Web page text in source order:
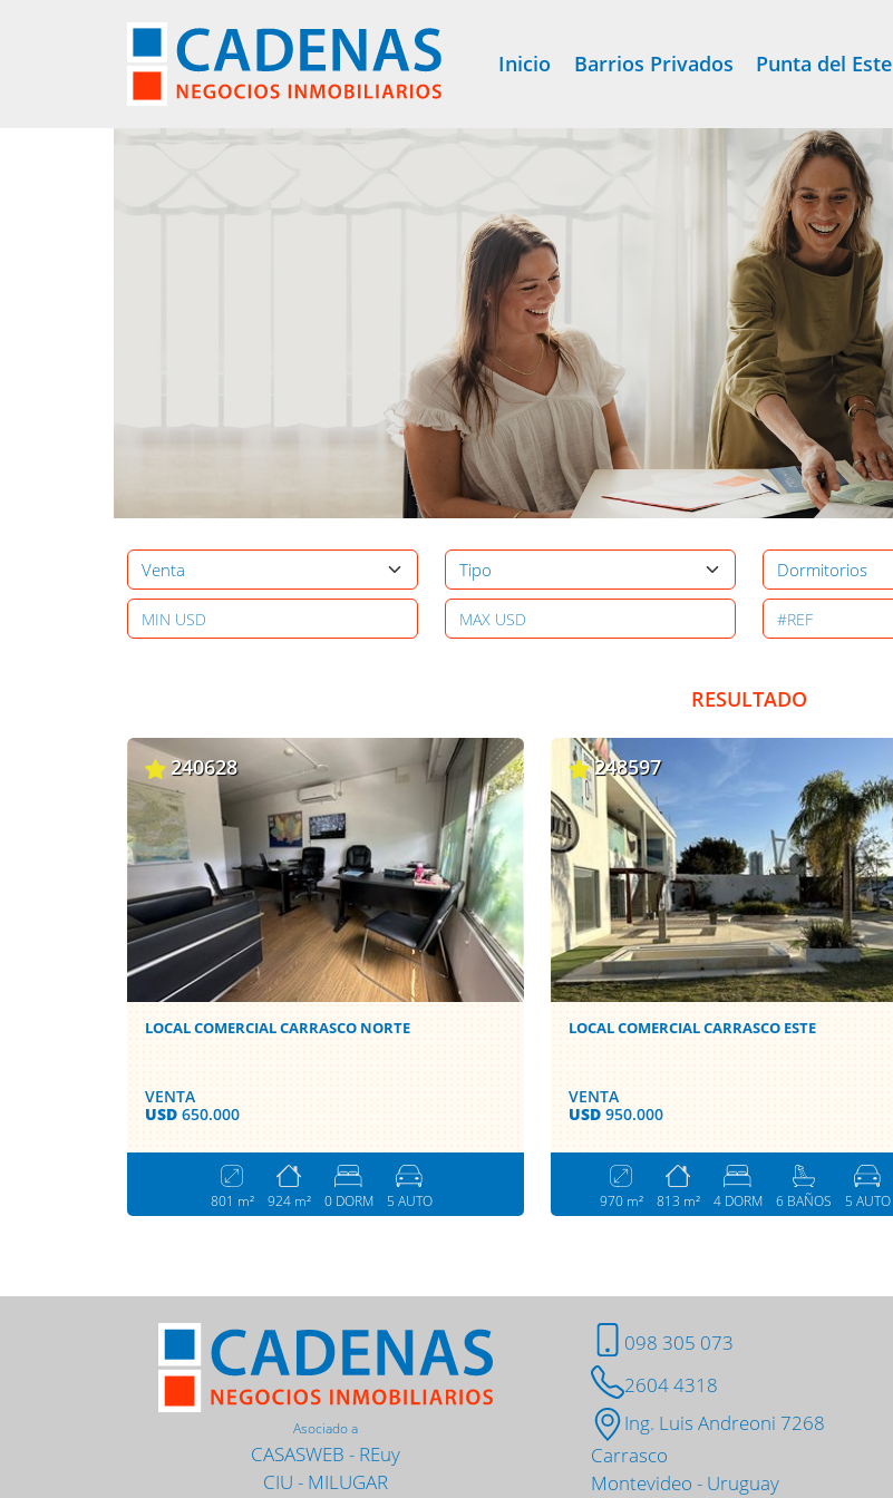
Inicio Barrios Privados Punta del Este
RESULTADO
240628
LOCAL COMERCIAL CARRASCO NORTE
VENTA
USD 650.000
801 m² 924 m² 0 DORM 5 AUTO
248597
LOCAL COMERCIAL CARRASCO ESTE
VENTA
USD 950.000
970 m² 813 m² 4 DORM 6 BAÑOS 5 AUTO
Asociado a
CASASWEB - REuy
CIU - MILUGAR
098 305 073
2604 4318
Ing. Luis Andreoni 7268
Carrasco
Montevideo - Uruguay